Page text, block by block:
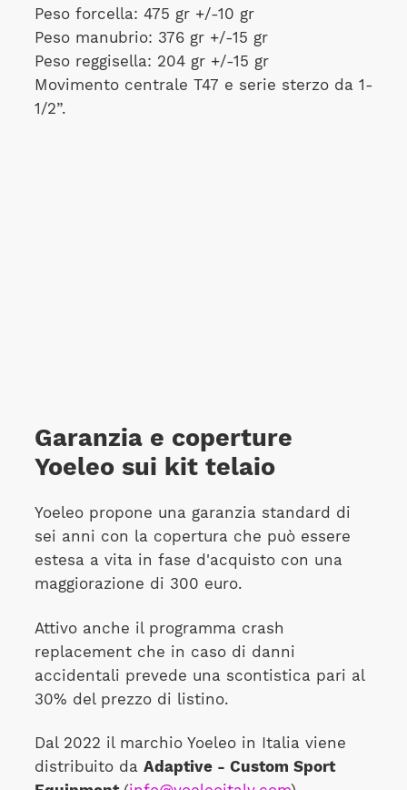
Peso forcella: 475 gr +/-10 gr
Peso manubrio: 376 gr +/-15 gr
Peso reggisella: 204 gr +/-15 gr
Movimento centrale T47 e serie sterzo da 1-
1/2”.
Garanzia e coperture
Yoeleo sui kit telaio
Yoeleo propone una garanzia standard di
sei anni con la copertura che può essere
estesa a vita in fase d'acquisto con una
maggiorazione di 300 euro.
Attivo anche il programma crash
replacement che in caso di danni
accidentali prevede una scontistica pari al
30% del prezzo di listino.
Dal 2022 il marchio Yoeleo in Italia viene
distribuito da Adaptive - Custom Sport